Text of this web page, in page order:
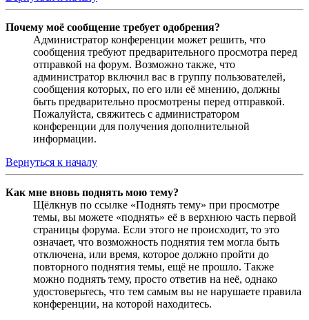
Почему моё сообщение требует одобрения?
Администратор конференции может решить, что
сообщения требуют предварительного просмотра перед
отправкой на форум. Возможно также, что
администратор включил вас в группу пользователей,
сообщения которых, по его или её мнению, должны
быть предварительно просмотрены перед отправкой.
Пожалуйста, свяжитесь с администратором
конференции для получения дополнительной
информации.
Вернуться к началу
Как мне вновь поднять мою тему?
Щёлкнув по ссылке «Поднять тему» при просмотре
темы, вы можете «поднять» её в верхнюю часть первой
страницы форума. Если этого не происходит, то это
означает, что возможность поднятия тем могла быть
отключена, или время, которое должно пройти до
повторного поднятия темы, ещё не прошло. Также
можно поднять тему, просто ответив на неё, однако
удостоверьтесь, что тем самым вы не нарушаете правила
конференции, на которой находитесь.